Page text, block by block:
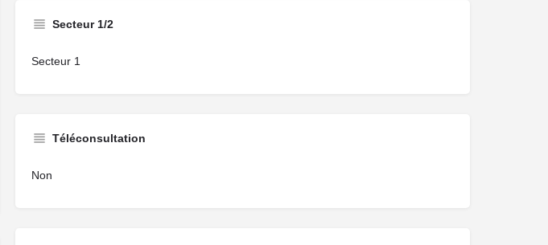
Secteur 1/2
Secteur 1
Téléconsultation
Non